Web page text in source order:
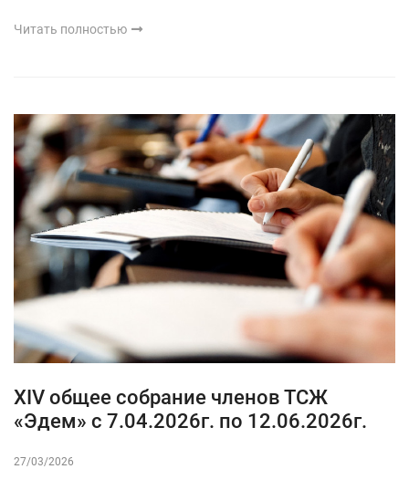
Читать полностью
XIV общее собрание членов ТСЖ
«Эдем» с 7.04.2026г. по 12.06.2026г.
27/03/2026